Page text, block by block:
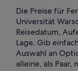
Die Preise für
Universität
Reisedatum,
Lage. Gib
Auswahl an
alleine, als